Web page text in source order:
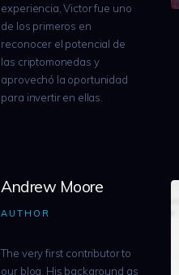
experiencia, Victor fue uno
de los primeros en
reconocer el potencial de
las criptomonedas y
aprovechó la oportunidad
para invertir en ellas.
Andrew Moore
AUTHOR
The very first contributor to
our blog. His background as